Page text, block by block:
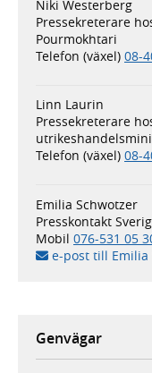
Niki Westerberg
Pressekreterare
Pourmokhtari
Telefon (växel) 08-
Linn Laurin
Pressekreterare
Telefon (växel) 08-
Emilia Schwotzer
Presskontakt
Mobil 076-531 05
e-post till Emilia
Genvägar